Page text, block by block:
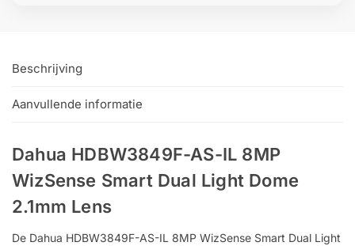
Beschrijving
Aanvullende informatie
Dahua HDBW3849F-AS-IL 8MP
WizSense Smart Dual Light Dome
2.1mm Lens
De Dahua HDBW3849F-AS-IL 8MP WizSense Smart Dual Light